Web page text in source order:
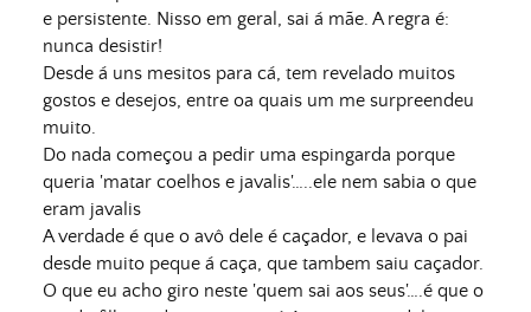
e persistente. Nisso em geral, sai á mãe. A regra é:
nunca desistir!
Desde á uns mesitos para cá, tem revelado muitos
gostos e desejos, entre oa quais um me surpreendeu
muito.
Do nada começou a pedir uma espingarda porque
queria 'matar coelhos e javalis'…..ele nem sabia o que
eram javalis
A verdade é que o avô dele é caçador, e levava o pai
desde muito peque á caça, que tambem saiu caçador.
O que eu acho giro neste 'quem sai aos seus'….é que o